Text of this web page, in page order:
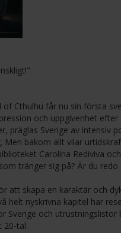
of Cthulhu får nu sin första
och uppgivenhet
präglas Sverige av intensiv
Men bakom allt vilar
Carolina Rediviva
tränger sig på? Är du
att skapa en karaktär och
helt nyskrivna kapitel har
Sverige och
20-tal.